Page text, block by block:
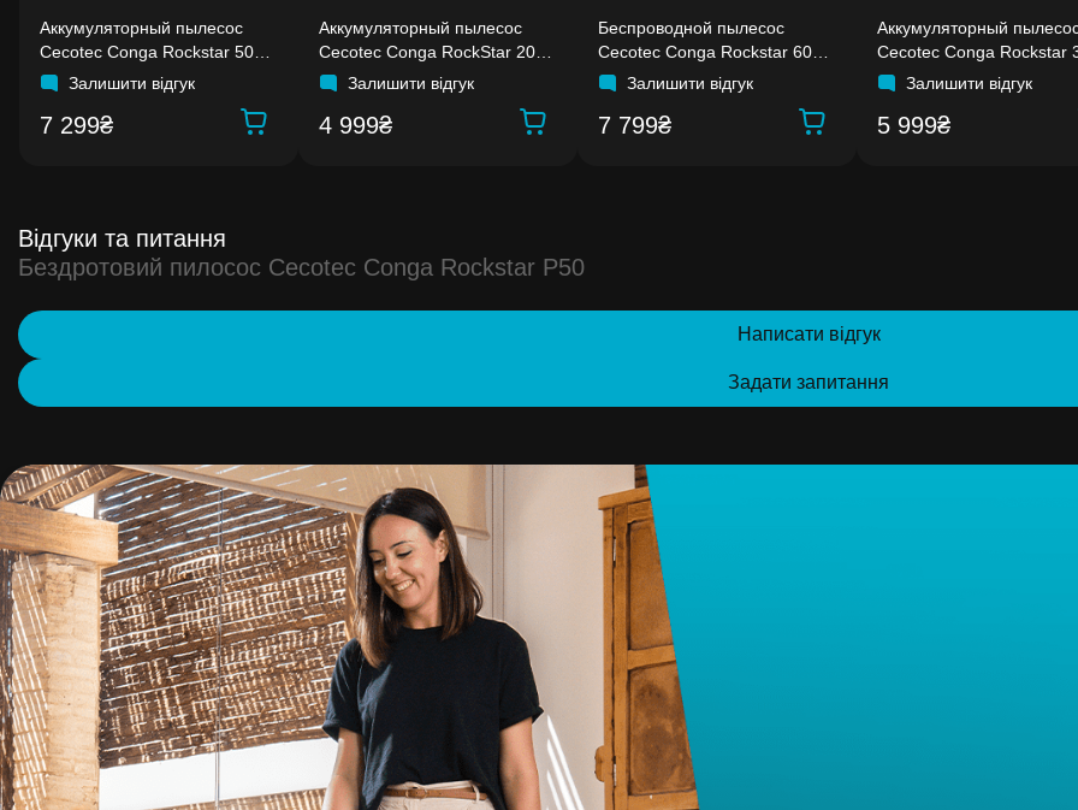
Аккумуляторный пылесос
Cecotec Conga Rockstar 500
Ultimate ErgoWet
Залишити відгук
7 299₴
Аккумуляторный пылесос
Cecotec Conga RockStar 200
VitalЗалишити відгук
4 999₴
Беспроводной пылесос
Cecotec Conga Rockstar 600
HeroЗалишити відгук
7 799₴
Аккумуляторный
Cecotec Conga Rockstar
X-Treme ErgoFlex
Залишити відгук
5 999₴
Відгуки та питання
Бездротовий пилосос Cecotec Conga Rockstar P50
Написати відгук
Задати запитання